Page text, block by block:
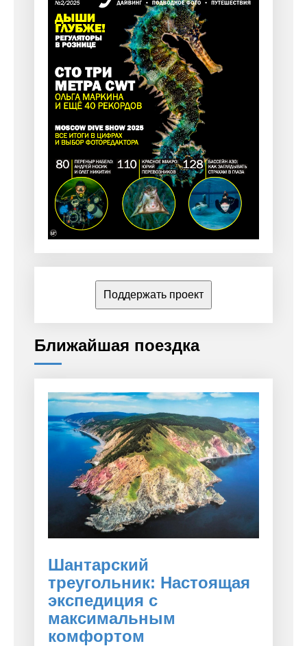
Поддержать проект
Ближайшая поездка
Шантарский
треугольник: Настоящая
экспедиция с
максимальным
комфортом